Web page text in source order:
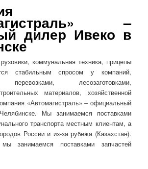
–
дилер Ивеко в
коммунальная техника, прицепы
стабильным спросом у компаний,
перевозками, лесозаготовками,
материалов, хозяйственной
«Автомагистраль» – официальный
Мы занимаемся поставками
транспорта местным клиентам, а
России и из-за рубежа (Казахстан).
занимаемся поставками запчастей